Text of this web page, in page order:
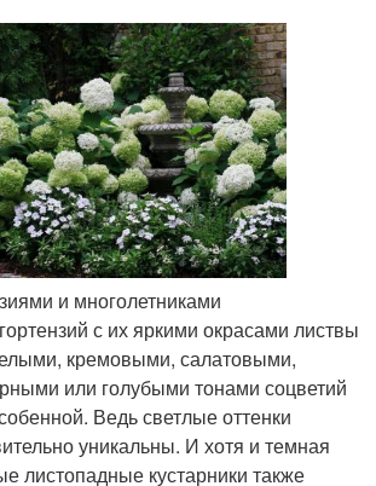
и многолетниками
с их яркими окрасами листвы
кремовыми, салатовыми,
или голубыми тонами соцветий
Ведь светлые оттенки
уникальны. И хотя и темная
листопадные кустарники также